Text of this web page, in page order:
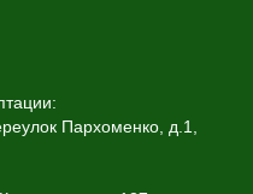
Пархоменко, д.1,